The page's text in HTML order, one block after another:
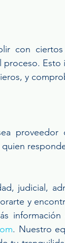
con
y
judicial,
y
. Nuestro